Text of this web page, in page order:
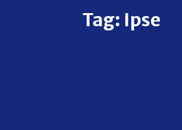
Tag: Ipse